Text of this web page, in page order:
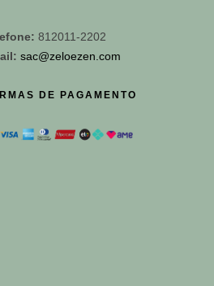
812011-2202
sac@zeloezen.com
DE PAGAMENTO